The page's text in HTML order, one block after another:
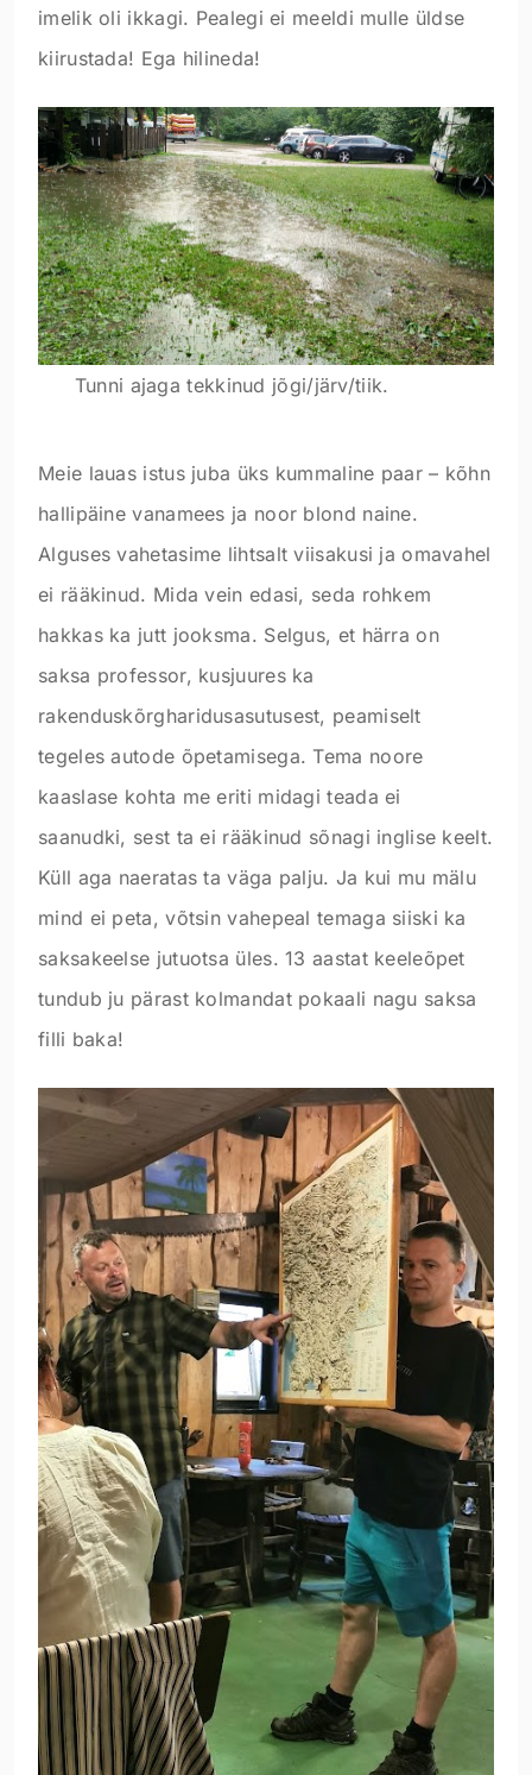
imelik oli ikkagi. Pealegi ei meeldi mulle üldse
kiirustada! Ega hilineda!
Tunni ajaga tekkinud jõgi/järv/tiik.
Meie lauas istus juba üks kummaline paar – kõhn
hallipäine vanamees ja noor blond naine.
Alguses vahetasime lihtsalt viisakusi ja omavahel
ei rääkinud. Mida vein edasi, seda rohkem
hakkas ka jutt jooksma. Selgus, et härra on
saksa professor, kusjuures ka
rakenduskõrgharidusasutusest, peamiselt
tegeles autode õpetamisega. Tema noore
kaaslase kohta me eriti midagi teada ei
saanudki, sest ta ei rääkinud sõnagi inglise keelt.
Küll aga naeratas ta väga palju. Ja kui mu mälu
mind ei peta, võtsin vahepeal temaga siiski ka
saksakeelse jutuotsa üles. 13 aastat keeleõpet
tundub ju pärast kolmandat pokaali nagu saksa
filli baka!